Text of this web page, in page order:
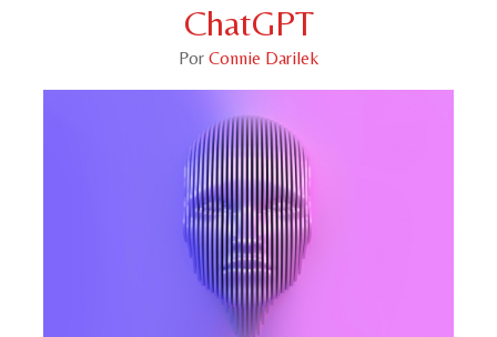
ChatGPT
Por Connie Darilek